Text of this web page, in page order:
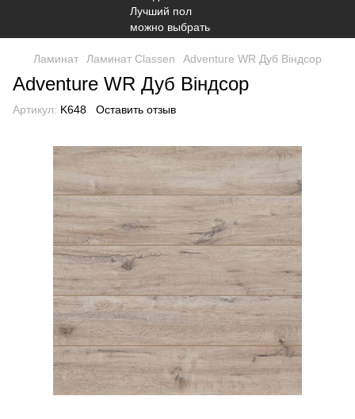
Ламинат Ламинат Classen Adventure WR Дуб Віндсор
Adventure WR Дуб Віндсор
Артикул: K648 Оставить отзыв